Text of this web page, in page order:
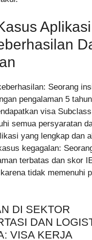
Seorang
pengalaman 5
visa
semua persyaratan
yang lengkap dan
kegagalan:
terbatas dan skor
tidak memenuhi
DI SEKTOR
DAN
VISA KERJA